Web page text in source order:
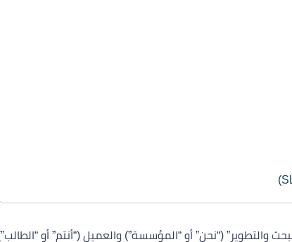
والتطوير” (“نحن” أو “المؤسسة”) والعميل (“أنتم” أو